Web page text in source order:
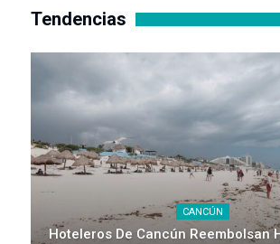
Tendencias
CANCÚN
Hoteleros De Cancún Reembolsan